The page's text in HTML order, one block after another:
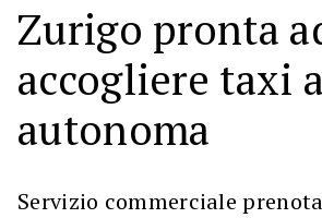
Zurigo pronta
accogliere taxi
autonoma
Servizio commerciale